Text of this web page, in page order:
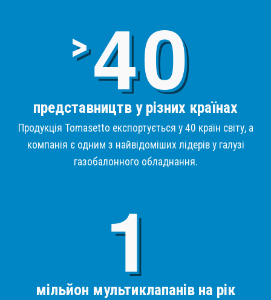
>4
представництв у різних країнах
Продукція Tomasetto експортується у 40 країн світу, а
компанія є одним з найвідоміших лідерів у галузі
газобалонного обладнання.
мільйон мультиклапанів на рік